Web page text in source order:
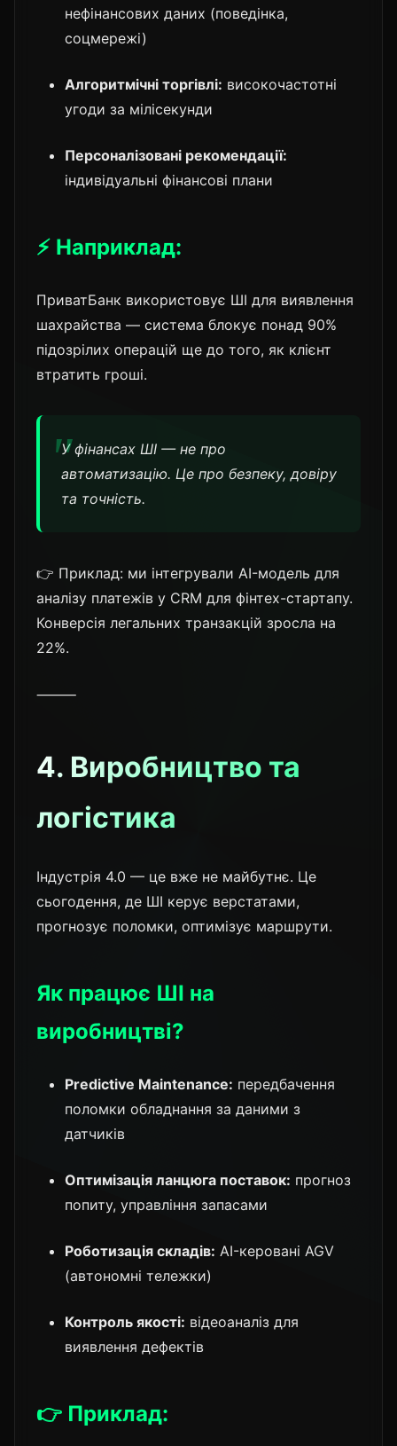
нефінансових даних (поведінка,
соцмережі)
Алгоритмічні торгівлі: високочастотні
угоди за мілісекунди
Персоналізовані рекомендації:
індивідуальні фінансові плани
⚡ Наприклад:
ПриватБанк використовує ШІ для виявлення
шахрайства — система блокує понад 90%
підозрілих операцій ще до того, як клієнт
втратить гроші.
У фінансах ШІ — не про
автоматизацію. Це про безпеку, довіру
та точність.
👉 Приклад: ми інтегрували AI-модель для
аналізу платежів у CRM для фінтех-стартапу.
Конверсія легальних транзакцій зросла на
22%.
⸻
4. Виробництво та
логістика
Індустрія 4.0 — це вже не майбутнє. Це
сьогодення, де ШІ керує верстатами,
прогнозує поломки, оптимізує маршрути.
Як працює ШІ на
виробництві?
Predictive Maintenance: передбачення
поломки обладнання за даними з
датчиків
Оптимізація ланцюга поставок: прогноз
попиту, управління запасами
Роботизація складів: AI-керовані AGV
(автономні тележки)
Контроль якості: відеоаналіз для
виявлення дефектів
👉 Приклад: